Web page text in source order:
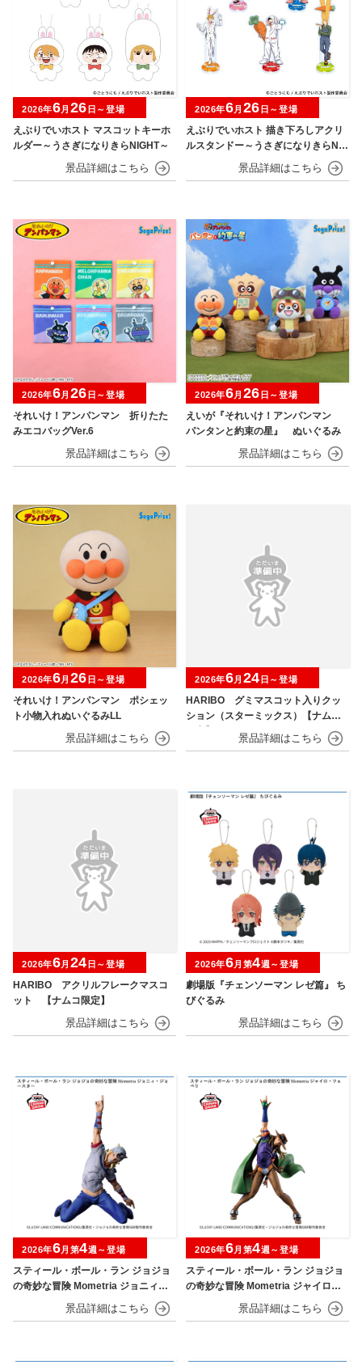
えぶりでいホスト マスコットキーホ
ルダー～うさぎになりきらNIGHT～
2026年6月 26 日～登場
えぶりでいホスト 描き下ろしアクリ
ルスタンドー～うさぎになりきらNIG
2026年6月 26 日～登場
それいけ！アンパンマン 折りたた
みエコバッグVer.6
2026年6月 26 日～登場
えいが『それいけ！アンパンマン
パンタンと約束の星』 ぬいぐるみ
2026年6月 26 日～登場
それいけ！アンパンマン ポシェッ
ト小物入れぬいぐるみLL
2026年6月 26 日～登場
HARIBO グミマスコット入りクッ
ション（スターミックス）【ナムコ
2026年6月 24 日～登場
HARIBO アクリルフレークマスコ
ット 【ナムコ限定】
2026年6月 24 日～登場
劇場版『チェンソーマン レゼ篇』 ち
びぐるみ
2026年6月第4週～登場
スティール・ボール・ラン ジョジョ
の奇妙な冒険 Mometria ジョニィ・
ジョースター
2026年6月第4週～登場
スティール・ボール・ラン ジョジョ
の奇妙な冒険 Mometria ジャイロ・
2026年6月第4週～登場